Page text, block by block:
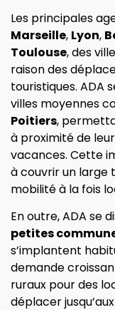
Les principales
Marseille, Lyon,
Toulouse, des
raison des
touristiques. ADA
villes moyennes
Poitiers,
à proximité de
vacances. Cette
à couvrir un large
mobilité à la fois
En outre, ADA se
petites
s’implantent
demande
ruraux pour des
déplacer